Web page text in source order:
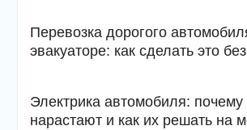
Перевозка дорогого
эвакуаторе: как сделать это
Электрика автомобиля:
нарастают и как их решать на